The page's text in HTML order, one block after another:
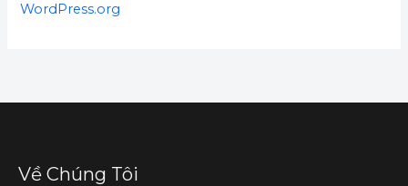
WordPress.org
Về Chúng Tôi